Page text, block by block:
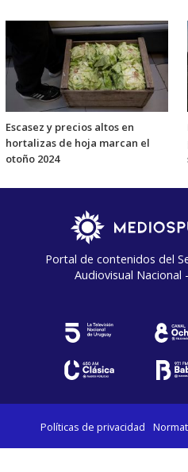
Escasez y precios altos en
hortalizas de hoja marcan el
otoño 2024
Portal de contenidos del
Audiovisual Nacional
Políticas de privacidad